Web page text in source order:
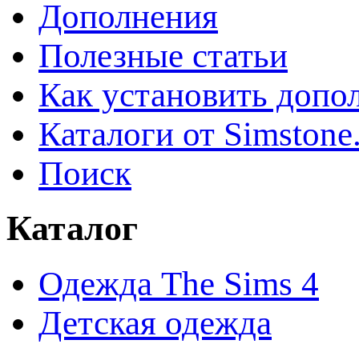
Дополнения
Полезные статьи
Как установить
Каталоги от
Поиск
Каталог
Одежда The Sims 4
Детская одежда